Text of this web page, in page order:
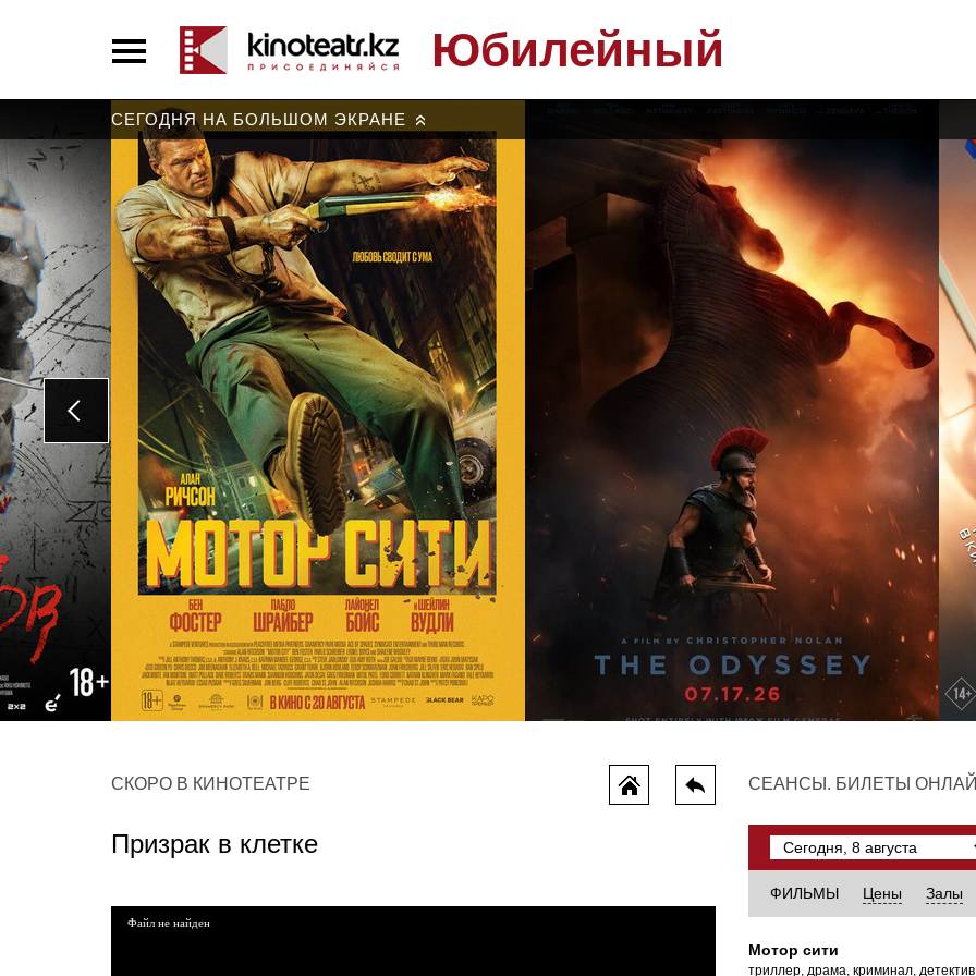
Юбилейный
Одиссея
приключения, боевик, фэнтези
СЕГОДНЯ НА БОЛЬШОМ ЭКРАНЕ »
СКОРО В КИНОТЕАТРЕ
Призрак в клетке
Файл не найден
СЕАНСЫ. БИЛЕТЫ
ФИЛЬМЫ Цены Залы
Мотор сити
триллер, драма, криминал,